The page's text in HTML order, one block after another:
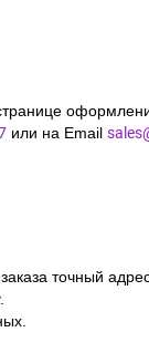
или на Email
точный адрес